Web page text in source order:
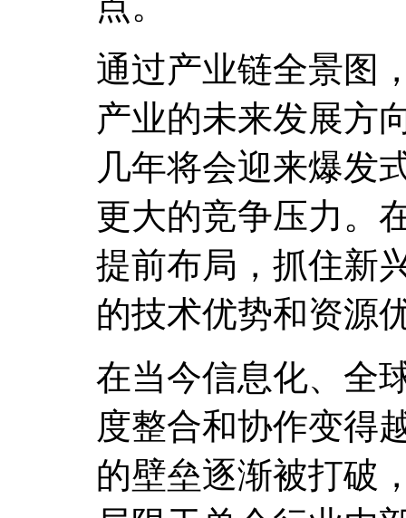
通过产业链全景图
产业的未来发展方
几年将会迎来爆发
更大的竞争压力。
提前布局，抓住新
的技术优势和资源
在当今信息化、全
度整合和协作变得
的壁垒逐渐被打破